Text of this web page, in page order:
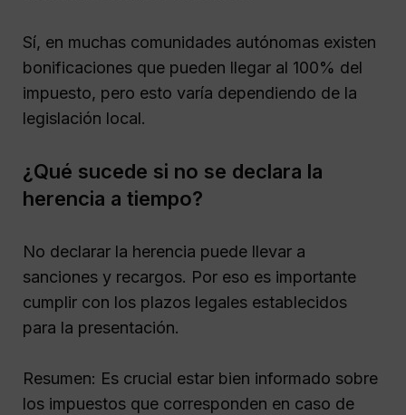
Sí, en muchas comunidades autónomas existen
bonificaciones que pueden llegar al 100% del
impuesto, pero esto varía dependiendo de la
legislación local.
¿Qué sucede si no se declara la
herencia a tiempo?
No declarar la herencia puede llevar a
sanciones y recargos. Por eso es importante
cumplir con los plazos legales establecidos
para la presentación.
Resumen: Es crucial estar bien informado sobre
los impuestos que corresponden en caso de